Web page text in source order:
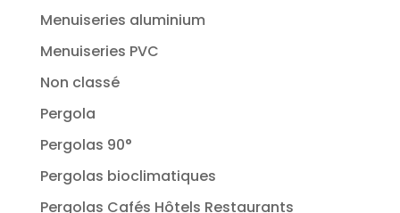
Menuiseries aluminium
Menuiseries PVC
Non classé
Pergola
Pergolas 90°
Pergolas bioclimatiques
Pergolas Cafés Hôtels Restaurants